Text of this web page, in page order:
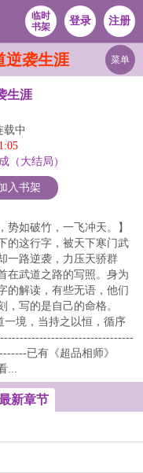
临时
书架
登录 注册
逆袭生涯 菜单
生涯
载中
（大结局）
入书架
势如破竹，一飞冲天。】
的这行字，被天下寒门武
一路逆袭，力压天骄群
在武道之路的写照。身为
的解读，有些无语，他们
写的是自己的命格。
一境，当持之以恒，循序
已有《超品相师》
...
新章节